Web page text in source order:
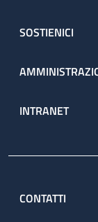
SOSTIENICI
INTRANET
CONTATTI